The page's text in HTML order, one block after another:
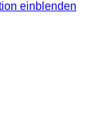
einblenden